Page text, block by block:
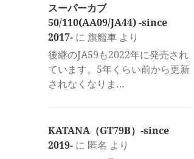
スーパーカブ
50/110(AA09/JA44) -since
2017- に旗艦車 より
後継のJA59も2022年に発売され
ています。5年くらい前から更新
されなくなりま…
KATANA（GT79B）-since
2019- に 匿名 より